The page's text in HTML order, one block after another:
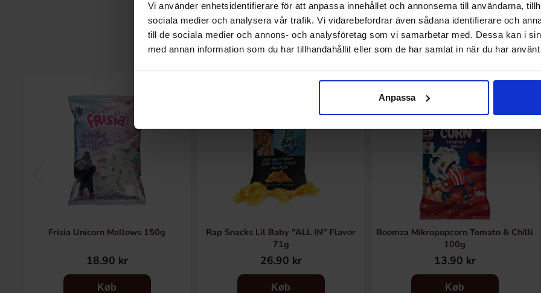
Vi använder enhetsidentifierare för att anpassa innehållet och annonserna till användarna,
sociala medier och analysera vår trafik. Vi vidarebefordrar även sådana identifierare och
till de sociala medier och annons- och analysföretag som vi samarbetar med. Dessa kan i
med annan information som du har tillhandahållit eller som de har samlat in när du har
Anpassa
Andre kunne lide
Frisia Unicorn Mallows 150g
18.90 kr
Køb
Rap Snacks Lil Baby "ALL IN" Flavor
71g
26.90 kr
Køb
Boomza Mikropopcorn Tomato & Chilli
100g
13.90 kr
Køb